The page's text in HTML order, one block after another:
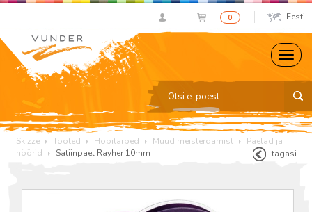
0 Eesti
Skizze Tooted Hobitarbed Muud meisterdamist
Paelad ja
nöörid
Satiinpael Rayher 10mm tagasi